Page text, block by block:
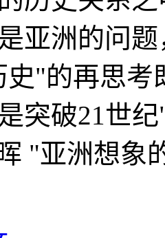
亚洲的问
史"的再思考
突破21世
"亚洲想象